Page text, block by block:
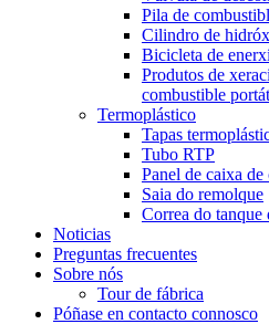
Pila de
Cilindro de
Bicicleta de
Produtos de
combustible
Termoplástico
Tapas
Tubo RTP
Panel de caixa de
Saia do remolque
Correa do tanque
Noticias
Preguntas frecuentes
Sobre nós
Tour de fábrica
Póñase en contacto connosco